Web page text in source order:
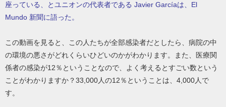
座っている、とユニオンの代表者である Javier Garcíaは、El
Mundo 新聞に語った。
この動画を見ると、この人たちが全部感染者だとしたら、病院の中
の環境の悪さがどれくらいひどいのかがわかります。また、医療関
係者の感染が12％ということなので、よく考えるとすごい数という
ことがわかりますか？33,000人の12％ということは、4,000人で
す。